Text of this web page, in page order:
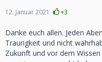
12. Januar 2021 +3
Danke euch allen. Jeden
Traurigkeit und nicht
Zukunft und vor dem